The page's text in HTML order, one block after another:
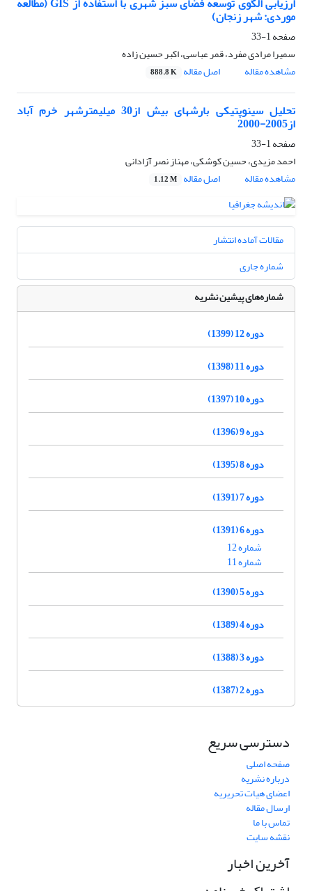
موردی: شهر زنجان)
صفحه1-33
سمیرا مرادی مفرد، قمر عباسی، اکبر حسین زاده
مشاهده مقاله
اصل مقاله 888.8 K
تحلیل سینوپتیکی بارشهای بیش از30 میلیمترشهر خرم آباد
از2005-2000
صفحه1-33
احمد مزیدی، حسین کوشکی، مهناز نصر آزادانی
مشاهده مقاله
اصل مقاله 1.12 M
مقالات آماده انتشار
شماره جاری
شماره‌های پیشین نشریه
دوره 12 (1399)
دوره 11 (1398)
دوره 10 (1397)
دوره 9 (1396)
دوره 8 (1395)
دوره 7 (1391)
دوره 6 (1391)
شماره 12
شماره 11
دوره 5 (1390)
دوره 4 (1389)
دوره 3 (1388)
دوره 2 (1387)
دسترسی سریع
صفحه اصلی
درباره نشریه
اعضای هیات تحریریه
ارسال مقاله
تماس با ما
نقشه سایت
آخرین اخبار